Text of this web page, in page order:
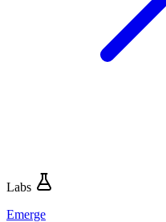
Labs
Emerge